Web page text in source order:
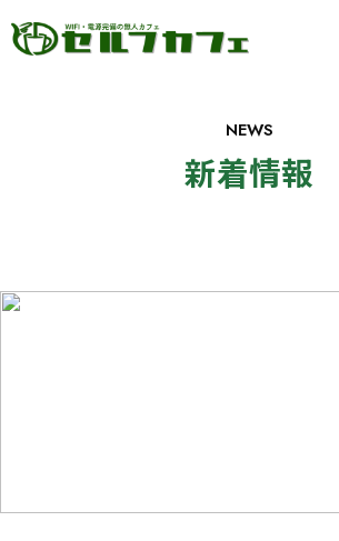
NEWS
新着情報